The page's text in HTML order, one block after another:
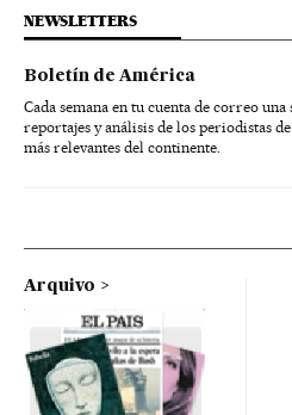
NEWSLETTERS
Boletín de América
Cada semana en tu cuenta de correo
reportajes y análisis de los periodistas
más relevantes del continente.
Arquivo